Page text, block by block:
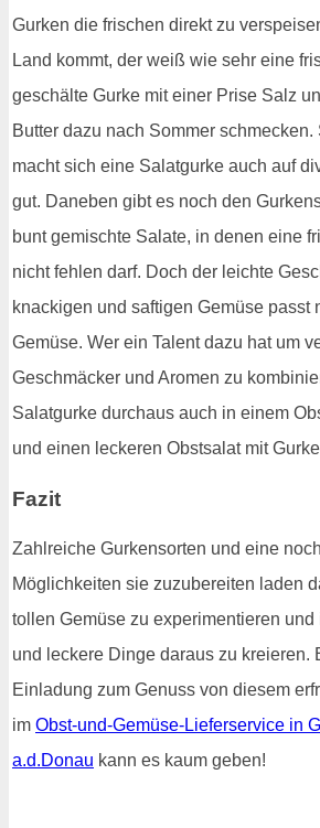
Gurken die frischen direkt zu
Land kommt, der weiß wie sehr eine
geschälte Gurke mit einer Prise Salz
Butter dazu nach Sommer
macht sich eine Salatgurke auch auf
gut. Daneben gibt es noch den
bunt gemischte Salate, in denen eine
nicht fehlen darf. Doch der leichte
knackigen und saftigen Gemüse passt
Gemüse. Wer ein Talent dazu hat um
Geschmäcker und Aromen zu
Salatgurke durchaus auch in einem
und einen leckeren Obstsalat mit
Fazit
Zahlreiche Gurkensorten und eine
Möglichkeiten sie zuzubereiten laden
tollen Gemüse zu experimentieren
und leckere Dinge daraus zu kreieren.
Einladung zum Genuss von diesem
im Obst-und-Gemüse-Lieferservice in
a.d.Donau kann es kaum geben!